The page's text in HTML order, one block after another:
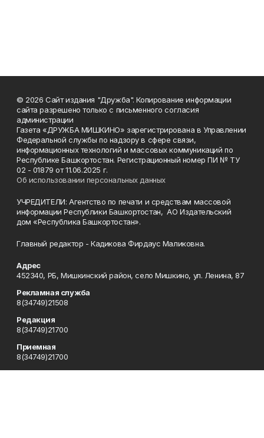
© 2026 Сайт издания "Дружба". Копирование информации
сайта разрешено только с письменного согласия
администрации
Газета «ДРУЖБА МИШКИНО» зарегистрирована в Управлении
Федеральной службы по надзору в сфере связи,
информационных технологий и массовых коммуникаций по
Республике Башкортостан. Регистрационный номер ПИ № ТУ
02 - 01879 от 11.06.2025 г.
Об использовании персональных данных
УЧРЕДИТЕЛИ: Агентство по печати и средствам массовой
информации Республики Башкортостан, АО Издательский
дом «Республика Башкортостан».
Главный редактор - Кадикова Фирдаус Маликовна.
Адрес
452340, РБ, Мишкинский район, село Мишкино, ул. Ленина, 87
Рекламная служба
8(34749)21508
Редакция
8(34749)21700
Приемная
8(34749)21700